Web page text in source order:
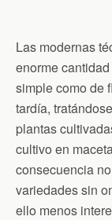
Las modernas
enorme
simple como de
tardía,
plantas
cultivo en
consecuencia
variedades sin
ello menos